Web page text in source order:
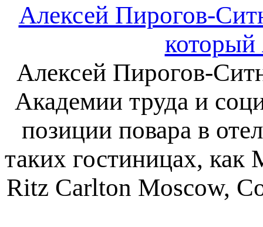
Алексей Пирогов-
который
Алексей Пирогов-
Академии труда и
позиции повара в
таких гостиницах,
Ritz Carlton Moscow,